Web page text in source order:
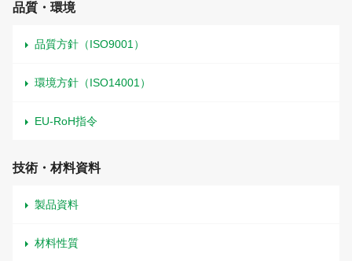
品質・環境
品質方針（ISO9001）
環境方針（ISO14001）
EU-RoH指令
技術・材料資料
製品資料
材料性質